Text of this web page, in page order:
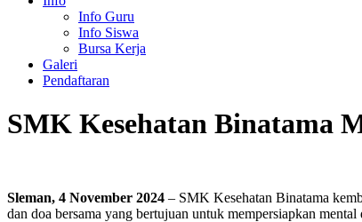
Info Guru
Info Siswa
Bursa Kerja
Galeri
Pendaftaran
SMK Kesehatan Binatama
Sleman, 4 November 2024 – SMK Kesehatan Binatama
dan doa bersama yang bertujuan untuk mempersiapkan